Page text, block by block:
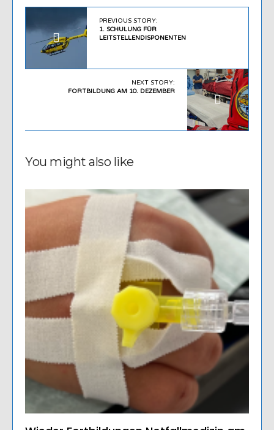
PREVIOUS STORY:
1. SCHULUNG FÜR
LEITSTELLENDISPONENTEN
NEXT STORY:
FORTBILDUNG AM 10. DEZEMBER
You might also like